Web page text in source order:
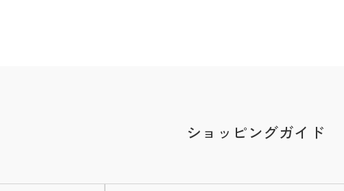
ショッピングガイド